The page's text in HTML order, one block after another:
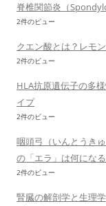
脊椎関節炎（
2件のビュー
クエン酸とは？レモ
2件のビュー
HLA抗原遺伝子の多
イプ
2件のビュー
咽頭弓（いんとうき
の「エラ」は何にな
2件のビュー
腎臓の解剖学と生理学